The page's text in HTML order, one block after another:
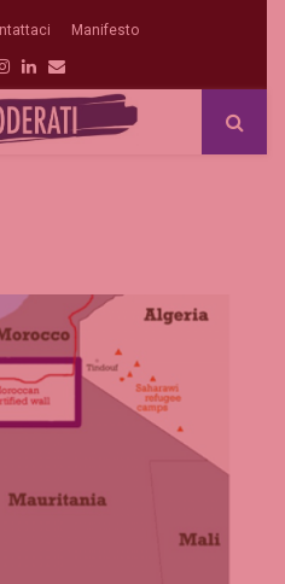
Manifesto
Instagram
Linkedin
Email